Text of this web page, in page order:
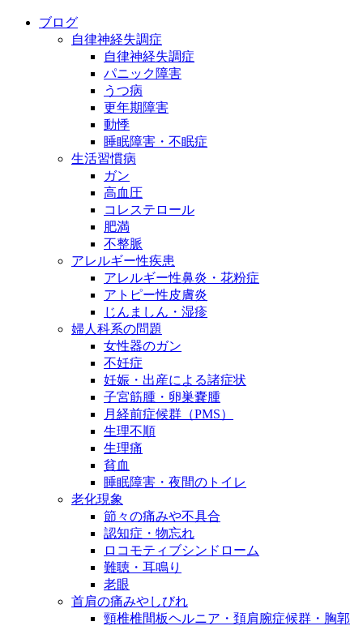
ブログ
自律神経失調症
自律神経失調症
パニック障害
うつ病
更年期障害
動悸
睡眠障害・不眠症
生活習慣病
ガン
高血圧
コレステロール
肥満
不整脈
アレルギー性疾患
アレルギー性鼻炎・花粉症
アトピー性皮膚炎
じんましん・湿疹
婦人科系の問題
女性器のガン
不妊症
妊娠・出産による諸症状
子宮筋腫・卵巣嚢腫
月経前症候群（PMS）
生理不順
生理痛
貧血
睡眠障害・夜間のトイレ
老化現象
節々の痛みや不具合
認知症・物忘れ
ロコモティブシンドローム
難聴・耳鳴り
老眼
首肩の痛みやしびれ
頸椎椎間板ヘルニア・頚肩腕症候群・胸郭